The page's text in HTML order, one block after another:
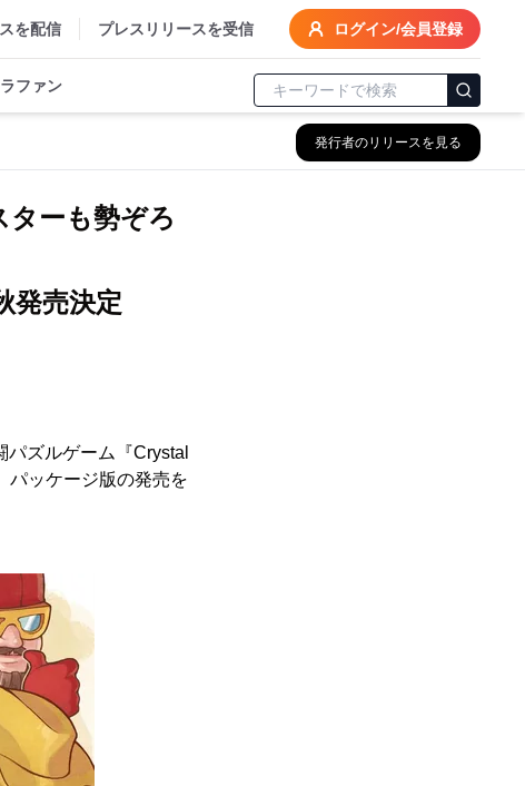
を配信 プレスリリースを受信 ログイン/会員登録
ファン
発行者のリリースを見る
ーも勢ぞろ
発売決定
ズルゲーム『Crystal
パッケージ版の発売を